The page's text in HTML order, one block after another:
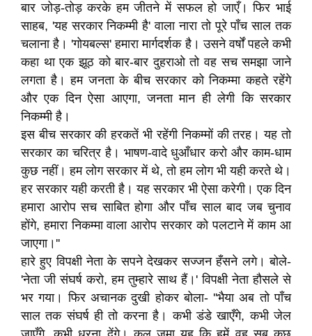
बार जोड़-तोड़ करके हम जीतने में सफल हो जाएँ। फिर भाई
साहब, 'यह सरकार निकम्मी है' वाला नारा तो पूरे पाँच साल तक
चलाना है। 'गोयबल्स' हमारा मार्गदर्शक है। उसने वर्षों पहले कभी
कहा था एक झूठ को बार-बार दुहराओ तो वह सच समझा जाने
लगता है। हम जनता के बीच सरकार को निकम्मा कहते रहेंगे
और एक दिन ऐसा आएगा, जनता मान ही लेगी कि सरकार
निकम्मी है।
इस बीच सरकार की हरकतें भी रहेंगी निकम्मों की तरह। यह तो
सरकार का चरित्र है। भाषण-वादे धुआँधार करो और काम-धाम
कुछ नहीं। हम लोग सरकार में थे, तो हम लोग भी यही करते थे।
हर सरकार यही करती है। यह सरकार भी ऐसा करेगी। एक दिन
हमारा आरोप सच साबित होगा और पाँच साल बाद जब चुनाव
होंगे, हमारा निकम्मा वाला आरोप सरकार को पलटाने में काम आ
जाएगा।''
हारे हुए विपक्षी नेता के सपने देखकर सज्जन हँसने लगे। बोले-
'नेता जी संघर्ष करो, हम तुम्हारे साथ हैं।' विपक्षी नेता हौसले से
भर गया। फिर अचानक दुखी होकर बोला- ''भैया अब तो पाँच
साल तक संघर्ष ही तो करना है। कभी डंडे खाएँगे, कभी जेल